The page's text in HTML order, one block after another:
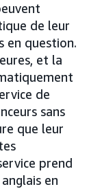
de leur
en question.
et la
de
sans
que leur
prend
en